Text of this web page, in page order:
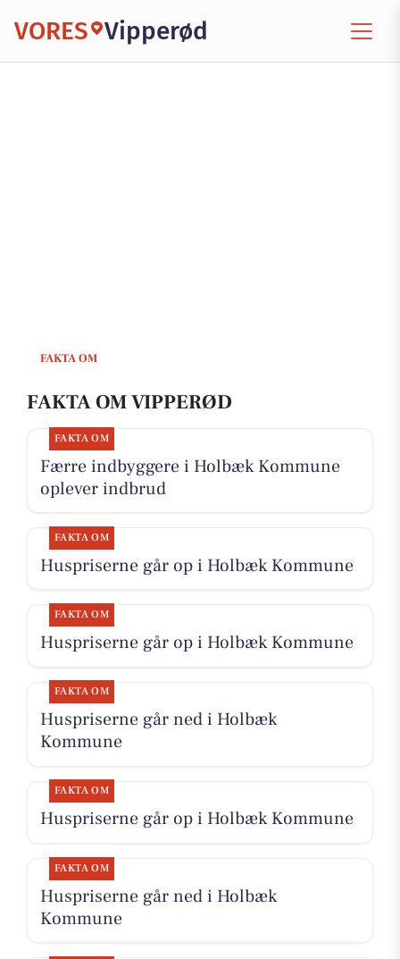
VORES Vipperød
FAKTA OM
FAKTA OM VIPPERØD
FAKTA OM
Færre indbyggere i Holbæk Kommune
oplever indbrud
FAKTA OM
Huspriserne går op i Holbæk Kommune
FAKTA OM
Huspriserne går op i Holbæk Kommune
FAKTA OM
Huspriserne går ned i Holbæk
Kommune
FAKTA OM
Huspriserne går op i Holbæk Kommune
FAKTA OM
Huspriserne går ned i Holbæk
Kommune